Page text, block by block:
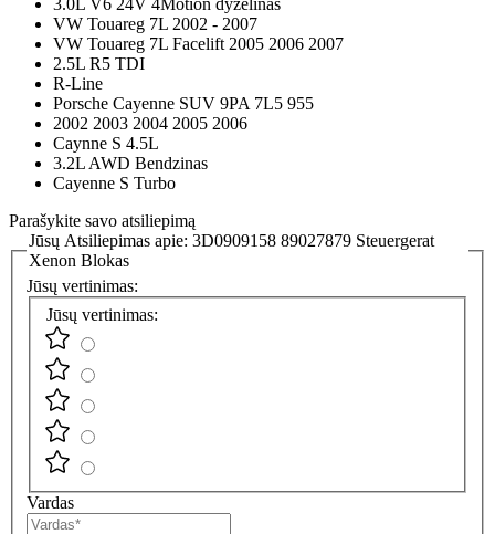
VW Touareg 7L 2002 - 2007
VW Touareg 7L Facelift 2005 2006 2007
2.5L R5 TDI
R-Line
Porsche Cayenne SUV 9PA 7L5 955
2002 2003 2004 2005 2006
Caynne S 4.5L
3.2L AWD Bendzinas
Cayenne S Turbo
Parašykite savo atsiliepimą
Jūsų Atsiliepimas apie: 3D0909158 89027879 Steuergerat
Xenon Blokas
Jūsų vertinimas:
Jūsų vertinimas:
Vardas